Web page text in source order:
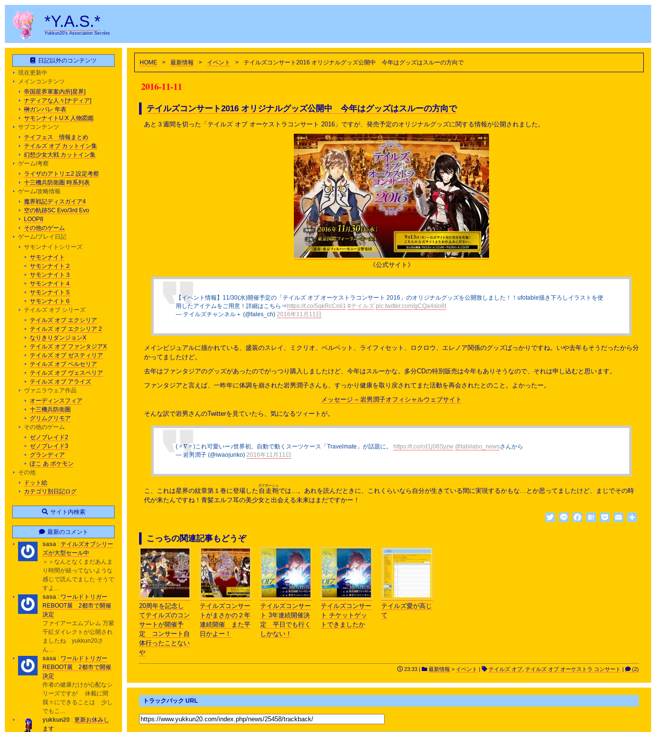
*Y.A.S.*
Yukkun20's Association Secrète
HOME > 最新情報 > イベント > テイルズコンサート2016 オリジナルグッズ公開中 今年はグッズはスルーの方向で
2016-11-11
テイルズコンサート2016 オリジナルグッズ公開中 今年はグッズはスルーの方向で
あと３週間を切った「テイルズ オブ オーケストラコンサート 2016」ですが、発売予定のオリジナルグッズに関する情報が公開されました。
《公式サイト》
【イベント情報】11/30(水)開催予定の「テイルズ オブ オーケストラコンサート 2016」のオリジナルグッズを公開致しました！！ufotable描き下ろしイラストを使
用したアイテムをご用意！詳細はこちら⇒ https://t.co/5qkRcCnli1 #テイルズ pic.twitter.com/gCQa4slo6t
— テイルズチャンネル＋ (@tales_ch) 2016年11月11日
メインビジュアルに描かれている、盛装のスレイ、ミクリオ、ベルベット、ライフィセット、ロクロウ、エレノア関係のグッズばっかりですね。いや去年もそうだったから分
かってましたけど。
去年はファンタジアのグッズがあったのでがっつり購入しましたけど、今年はスルーかな。多分CDの特別販売は今年もありそうなので、それは申し込むと思います。
ファンタジアと言えば、一昨年に体調を崩された岩男潤子さんも、すっかり健康を取り戻されてまた活動を再会されたとのこと。よかったー。
メッセージ – 岩男潤子オフィシャルウェブサイト
そんな訳で岩男さんのTwitterを見ていたら、気になるツィートが。
(〃∇〃)これ可愛いー♪世界初。自動で動くスーツケース「Travelmate」が話題に。 https://t.co/cd1j08Syzw @tabilabo_newsさんから
— 岩男潤子 (@iwaojunko) 2016年11月11日
こ、これは星界の紋章第１巻に登場した 自走鞄
ダグボーシュ
では…。あれを読んだときに、これくらいなら自分が生きている間に実現するかもな…とか思ってましたけど、まじでその時
代が来たんですね！青髪エルフ耳の美少女と出会える未来はまだですかー！
TwitterLine Facebook
HatenaPocketEmail
こっちの関連記事もどうぞ
20周年を記念し
てテイルズのコン
サートが開催予
定 コンサート自
体行ったことない
や
テイルズコンサー
トがまさかの２年
連続開催 また平
日かよー！
テイルズコンサー
ト 3年連続開催決
定 平日でも行く
しかない！
テイルズコンサー
ト チケットゲッ
トできましたか
テイルズ愛が高じ
て
23:33 | 最新情報 > イベント テイルズ オブ テイルズ オブ オーケストラ コンサート (2)
トラックバック URL
日記以外のコンテンツ
現在更新中
メインコンテンツ
帝国星界軍案内所[星界]
ナディアな人々[ナディア]
榊ガンパレ 年表
サモンナイトU:X 人物図鑑
サブコンテンツ
テイフェス 情報まとめ
テイルズ オブ カットイン集
幻想少女大戦 カットイン集
ゲーム/考察
ライザのアトリエ2 設定考察
十三機兵防衛圏 時系列表
ゲーム/攻略情報
魔界戦記ディスガイア4
空の軌跡SC Evo/3rd Evo
LOOP8
その他のゲーム
ゲーム/プレイ日記
サモンナイトシリーズ
サモンナイト
サモンナイト２
サモンナイト３
サモンナイト４
サモンナイト５
サモンナイト６
テイルズ オブ シリーズ
テイルズ オブ エクシリア
テイルズ オブ エクシリア 2
なりきりダンジョンX
テイルズ オブ ファンタジアX
テイルズ オブ ゼスティリア
テイルズ オブ ベルセリア
テイルズ オブ ヴェスペリア
テイルズ オブ アライズ
ヴァニラウェア作品
オーディンスフィア
十三機兵防衛圏
グリムグリモア
その他のゲーム
ゼノブレイド2
ゼノブレイド3
グランディア
ぽこ あ ポケモン
その他
ドット絵
カテゴリ別日記ログ
サイト内検索
最新のコメント
sasa : テイルズオブシリー
ズが大型セール中
＞＞なんとなくまだあんま
り時間が経ってないような
感じで読んでました そうで
すよ…
sasa : ワールドトリガー
REBOOT展 2都市で開催
決定
ファイアーエムブレム 万紫
千紅ダイレクトが公開され
ましたね yukkun20さ
ん…
sasa : ワールドトリガー
REBOOT展 2都市で開催
決定
作者の健康だけが心配なシ
リーズですが 休載に間
我々にできることは 少し
でもこ…
yukkun20 : 更新お休みし
ます